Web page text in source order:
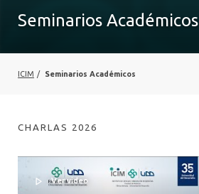
Seminarios Académicos
ICIM / Seminarios Académicos
CHARLAS 2026
Ver video